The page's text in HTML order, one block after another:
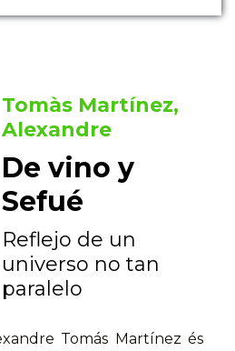
Tomàs Martínez,
Alexandre
De vino y
Sefué
Reflejo de un
universo no tan
paralelo
Tomás Martínez és